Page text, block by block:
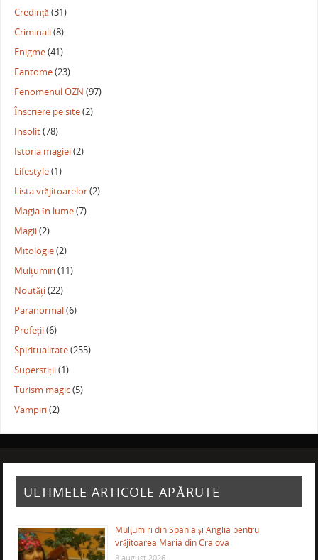
Credință(31)
Criminali(8)
Enigme(41)
Fantome(23)
Fenomenul OZN (97)
Înscriere pe site(2)
Insolit(78)
Istoria magiei(2)
Lifestyle(1)
Lista vrăjitoarelor(2)
Magia în lume(7)
Magii(2)
Mitologie(2)
Mulțumiri(11)
Noutăți(22)
Paranormal(6)
Profeții(6)
Spiritualitate(255)
Superstiții(1)
Turism magic(5)
Vampiri(2)
ULTIMELE ARTICOLE APĂRUTE
Mulţumiri din Spania şi Anglia pentru
vrăjitoarea Maria din Craiova
8 august 2026